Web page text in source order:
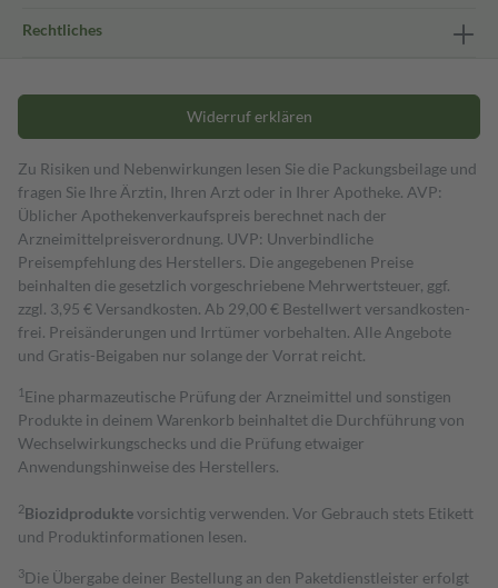
Rechtliches
Widerruf erklären
Zu Risiken und Nebenwirkungen lesen Sie die Packungsbeilage und
fragen Sie Ihre Ärztin, Ihren Arzt oder in Ihrer Apotheke. AVP:
Üblicher Apothekenverkaufspreis berechnet nach der
Arzneimittelpreisverordnung. UVP: Unverbindliche
Preisempfehlung des Herstellers. Die angegebenen Preise
beinhalten die gesetzlich vorgeschriebene Mehrwertsteuer, ggf.
zzgl. 3,95 € Versandkosten. Ab 29,00 € Bestell­wert versand­kosten­
frei. Preisänderungen und Irrtümer vorbehalten. Alle Angebote
und Gratis-Beigaben nur solange der Vorrat reicht.
1 Eine pharmazeutische Prüfung der Arzneimittel und sonstigen
Produkte in deinem Warenkorb beinhaltet die Durchführung von
Wechselwirkungschecks und die Prüfung etwaiger
Anwendungshinweise des Herstellers.
2Biozidproduktevorsichtig verwenden. Vor Gebrauch stets Etikett
und Produktinformationen lesen.
3Die Übergabe deiner Bestellung an den Paketdienstleister erfolgt